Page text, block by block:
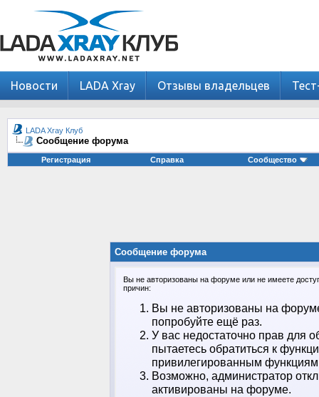
Новости LADA Xray Отзывы владельцев
LADA Xray Клуб
Сообщение форума
Регистрация Справка Сообщество
Сообщение форума
Вы не авторизованы на форуме или не имеете
причин:
Вы не авторизованы на
попробуйте ещё раз.
У вас недостаточно прав для
пытаетесь обратиться к
привилегированным
Возможно, администратор
активированы на форуме.